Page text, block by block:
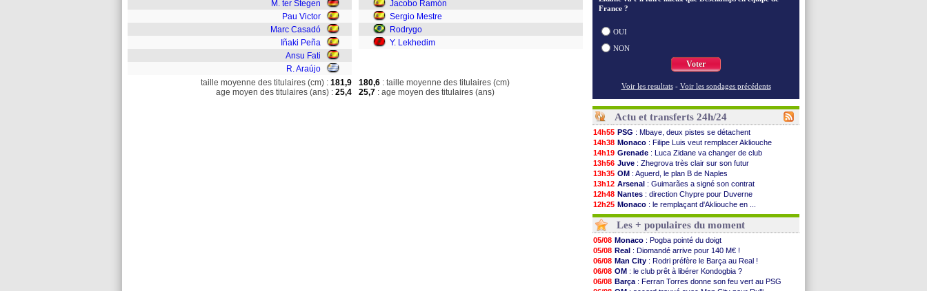
M. ter Stegen
Pau Victor
Marc Casadó
Iñaki Peña
Ansu Fati
R. Araújo
Jacobo Ramón
Sergio Mestre
Rodrygo
Y. Lekhedim
taille moyenne des titulaires (cm) : 181,9
age moyen des titulaires (ans) : 25,4
180,6 : taille moyenne des titulaires (cm)
25,7 : age moyen des titulaires (ans)
France ?
OUI
NON
Voter
Voir les resultats - Voir les sondages précédents
Actu et transferts 24h/24
14h55 PSG : Mbaye, deux pistes se détachent
14h38 Monaco : Filipe Luis veut remplacer Akliouche
14h19 Grenade : Luca Zidane va changer de club
13h56 Juve : Zhegrova très clair sur son futur
13h35 OM : Aguerd, le plan B de Naples
13h12 Arsenal : Guimarães a signé son contrat
12h48 Nantes : direction Chypre pour Duverne
12h25 Monaco : le remplaçant d'Akliouche en ...
12h06 Man Utd: Bayindir signe au Celta (officiel)
11h53
Man City: Enzo Fernandez pour l'après-Rodri ?
11h31 Naples: l'option Monaco pour Lukaku !
11h10
OM: Lucas Perri a été approché
10h52
PSG : le coach de l'Ajax insiste pour Godts
10h33
PSG: une 2e offre en préparation pour Godts
10h12
Francfort: Dina Ebimbe signe à Schalke (off.)
10h09
Strasbourg: Saïdou Sow prêté à Nantes (off.)
Les + populaires du moment
05/08 Monaco : Pogba pointé du doigt
05/08 Real : Diomandé arrive pour 140 M€ !
06/08 Man City : Rodri préfère le Barça au Real !
06/08 OM : le club prêt à libérer Kondogbia ?
06/08 Barça : Ferran Torres donne son feu vert au PSG